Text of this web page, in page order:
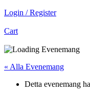
Login / Register
Cart
« Alla Evenemang
Detta evenemang